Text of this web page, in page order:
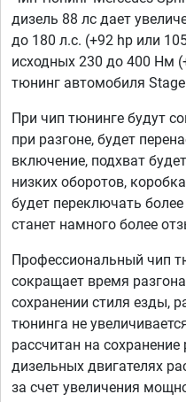
дизель 88 лс дает
до 180 л.с. (+92 hp или
исходных 230 до 400 Нм
тюнинг автомобиля
При чип тюнинге будут
при разгоне, будет
включение, подхват
низких оборотов,
будет переключать
станет намного более
Профессиональный чип
сокращает время
сохранении стиля езды,
тюнинга не
рассчитан на
дизельных двигателях
за счет увеличения